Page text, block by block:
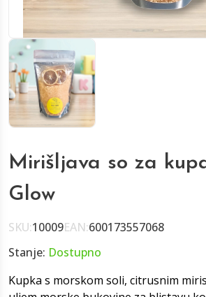
Mirišljava so za
Glow
SKU:10009EAN:600173557068
Stanje: Dostupno
Kupka s morskom soli, citrusnim